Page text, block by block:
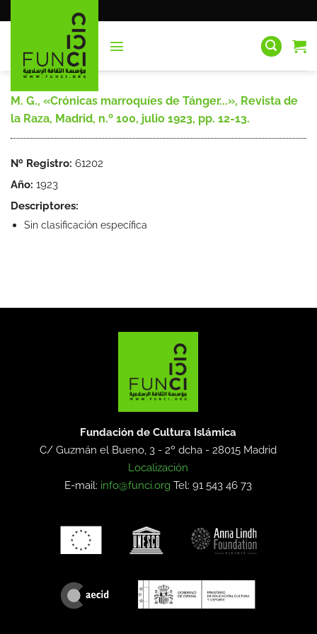
al
M. G., «Crónicas marroquíes de Tánger...», Revista de
la Raza, Madrid, n.º 100, julio 1923, pp. 12-13.
Nº Registro: 61202
Año: 1923
Descriptores:
Sin clasificación específica
Fundación de Cultura Islámica
C/ Guzmán el Bueno, 3 - 2º dcha -28015 Madrid
Localización
E-mail: info@funci.org Tel: 91 543 46 73